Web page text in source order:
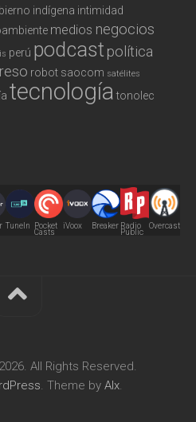
indígena intimidad
medios negocios
perú podcast política
robot saocom satélites
tecnología tonolec
TuneIn Pocket
Casts
iVoox Breaker Radio
Public
Overcast
All Rights Reserved.
. Theme by Alx.